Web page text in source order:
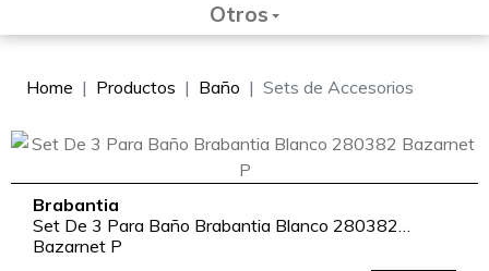
Otros
Home Productos Baño Sets de Accesorios
Brabantia
Set De 3 Para Baño Brabantia Blanco 280382
Bazarnet P